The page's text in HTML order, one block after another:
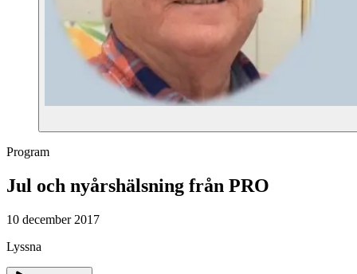
Program
Jul och nyårshälsning från PRO
10 december 2017
Lyssna